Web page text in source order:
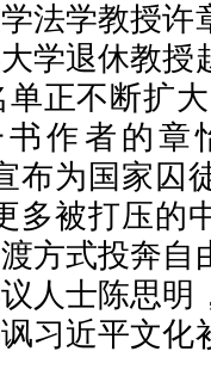
法学教授许
学退休教授
正不断扩
书作者的
布为国家囚
多被打压的
方式投奔自
人士陈思明
习近平文化